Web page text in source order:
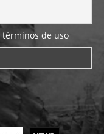
términos de uso